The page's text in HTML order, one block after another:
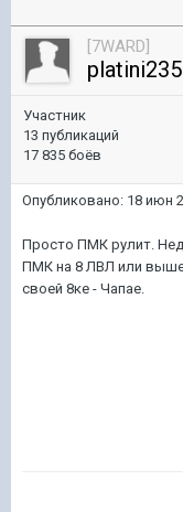
[7WARD]
platini235
Участник
13 публикаций
17 835 боёв
Опубликовано: 18 июн
Просто ПМК рулит.
ПМК на 8 ЛВЛ или
своей 8ке - Чапае.